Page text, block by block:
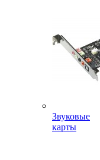
Звуковые
карты